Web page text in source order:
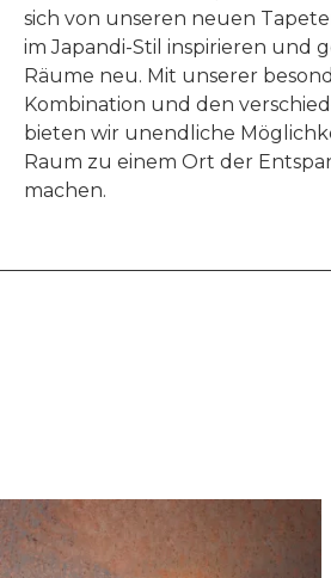
sich von unseren neuen
im Japandi-Stil inspirieren und
Räume neu. Mit unserer
Kombination und den
bieten wir unendliche
Raum zu einem Ort der
machen.